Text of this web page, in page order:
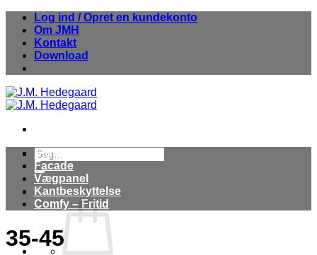
Fortsæt
indhold
Log ind / Opret en kundekonto
Om JMH
Kontakt
Download
Søg
efter:
Stuk
Facade
Vægpanel
Kantbeskyttelse
Comfy – Fritid
35-45